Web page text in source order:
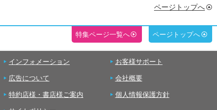
ページトップへ
特集ページ一覧へ ページトップへ
インフォメーション お客様サポート
広告について 会社概要
特約店様・書店様ご案内 個人情報保護方針